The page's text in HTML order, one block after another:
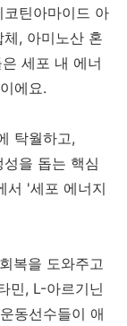
틴아마이드 아
, 아미노산 혼
세포 내 에너
에요.
탁월하고,
을 돕는 핵심
서 '세포 에너지
복을 도와주고
민, L-아르기닌
동선수들이 애